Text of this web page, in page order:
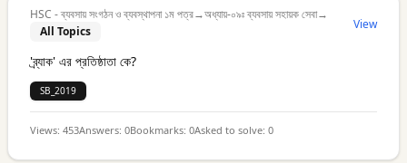
HSC - ব্যবসায় সংগঠন ও ব্যবস্থাপনা ১ম পত্র→অধ্যায়-০৯ঃ ব্যবসায় সহায়ক সেবা→
All Topics
View
'ব্র্যাক' এর প্রতিষ্ঠাতা কে?
SB_2019
Views: 453Answers: 0Bookmarks: 0Asked to solve: 0